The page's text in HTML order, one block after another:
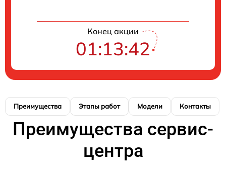
Конец акции
01:13:42
Преимущества Этапы работ Модели Контакты
Преимущества сервис-
центра